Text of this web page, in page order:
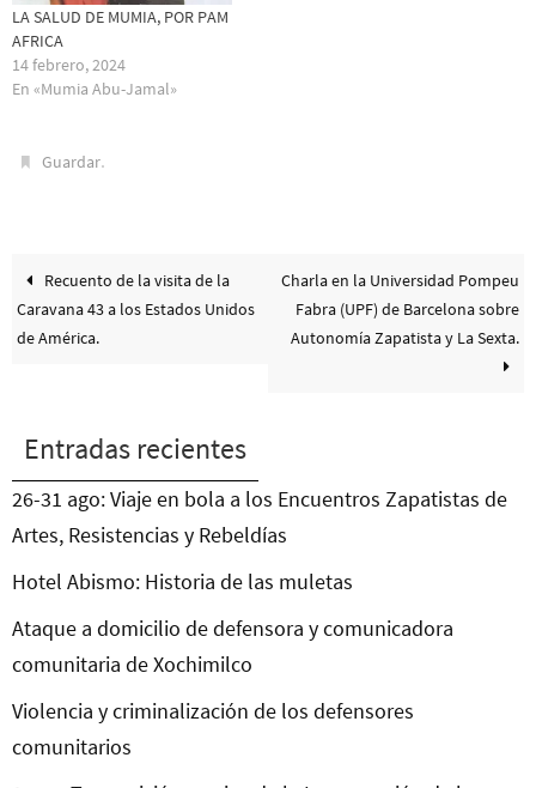
LA SALUD DE MUMIA, POR PAM
AFRICA
14 febrero, 2024
En «Mumia Abu-Jamal»
Guardar.
Recuento de la visita de la
Caravana 43 a los Estados Unidos
de América.
Charla en la Universidad Pompeu
Fabra (UPF) de Barcelona sobre
Autonomía Zapatista y La Sexta.
Entradas recientes
26-31 ago: Viaje en bola a los Encuentros Zapatistas de
Artes, Resistencias y Rebeldías
Hotel Abismo: Historia de las muletas
Ataque a domicilio de defensora y comunicadora
comunitaria de Xochimilco
Violencia y criminalización de los defensores
comunitarios